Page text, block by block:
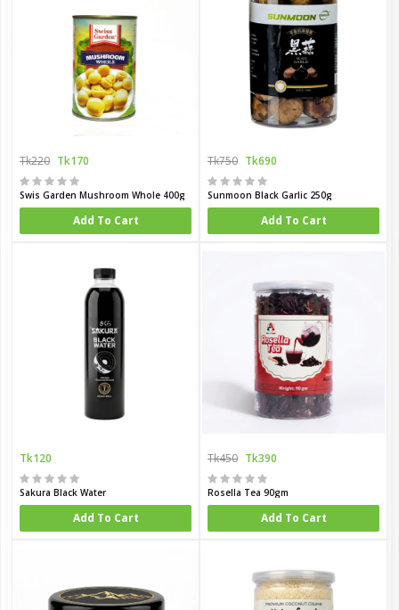
Tk220 Tk170
Swis Garden Mushroom Whole 400g
Add To Cart
Tk750 Tk690
Sunmoon Black Garlic 250g
Add To Cart
Tk120
Sakura Black Water
Add To Cart
Tk450 Tk390
Rosella Tea 90gm
Add To Cart